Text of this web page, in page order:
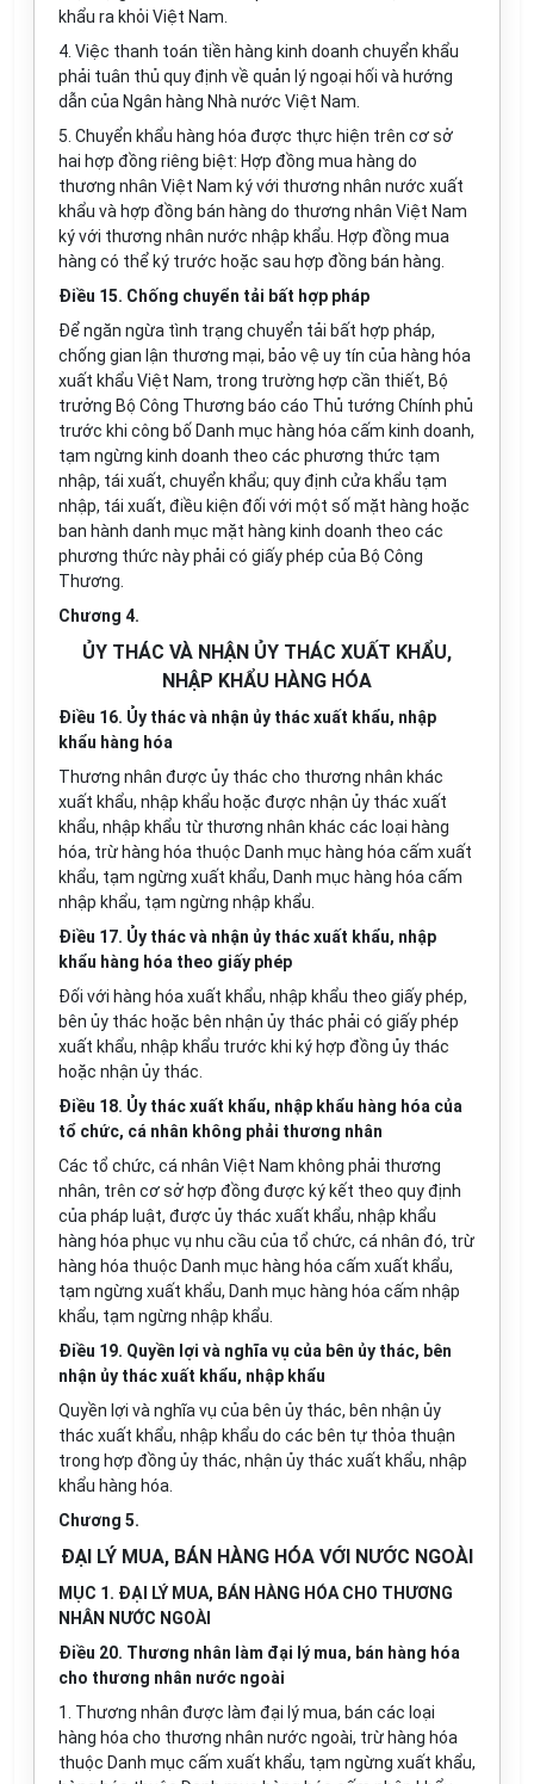
khẩu ra khỏi Việt Nam.
4. Việc thanh toán tiền hàng kinh doanh chuyển khẩu
phải tuân thủ quy định về quản lý ngoại hối và hướng
dẫn của Ngân hàng Nhà nước Việt Nam.
5. Chuyển khẩu hàng hóa được thực hiện trên cơ sở
hai hợp đồng riêng biệt: Hợp đồng mua hàng do
thương nhân Việt Nam ký với thương nhân nước xuất
khẩu và hợp đồng bán hàng do thương nhân Việt Nam
ký với thương nhân nước nhập khẩu. Hợp đồng mua
hàng có thể ký trước hoặc sau hợp đồng bán hàng.
Điều 15. Chống chuyển tải bất hợp pháp
Để ngăn ngừa tình trạng chuyển tải bất hợp pháp,
chống gian lận thương mại, bảo vệ uy tín của hàng hóa
xuất khẩu Việt Nam, trong trường hợp cần thiết, Bộ
trưởng Bộ Công Thương báo cáo Thủ tướng Chính phủ
trước khi công bố Danh mục hàng hóa cấm kinh doanh,
tạm ngừng kinh doanh theo các phương thức tạm
nhập, tái xuất, chuyển khẩu; quy định cửa khẩu tạm
nhập, tái xuất, điều kiện đối với một số mặt hàng hoặc
ban hành danh mục mặt hàng kinh doanh theo các
phương thức này phải có giấy phép của Bộ Công
Thương.
Chương 4.
ỦY THÁC VÀ NHẬN ỦY THÁC XUẤT KHẨU,
NHẬP KHẨU HÀNG HÓA
Điều 16. Ủy thác và nhận ủy thác xuất khẩu, nhập
khẩu hàng hóa
Thương nhân được ủy thác cho thương nhân khác
xuất khẩu, nhập khẩu hoặc được nhận ủy thác xuất
khẩu, nhập khẩu từ thương nhân khác các loại hàng
hóa, trừ hàng hóa thuộc Danh mục hàng hóa cấm xuất
khẩu, tạm ngừng xuất khẩu, Danh mục hàng hóa cấm
nhập khẩu, tạm ngừng nhập khẩu.
Điều 17. Ủy thác và nhận ủy thác xuất khẩu, nhập
khẩu hàng hóa theo giấy phép
Đối với hàng hóa xuất khẩu, nhập khẩu theo giấy phép,
bên ủy thác hoặc bên nhận ủy thác phải có giấy phép
xuất khẩu, nhập khẩu trước khi ký hợp đồng ủy thác
hoặc nhận ủy thác.
Điều 18. Ủy thác xuất khẩu, nhập khẩu hàng hóa của
tổ chức, cá nhân không phải thương nhân
Các tổ chức, cá nhân Việt Nam không phải thương
nhân, trên cơ sở hợp đồng được ký kết theo quy định
của pháp luật, được ủy thác xuất khẩu, nhập khẩu
hàng hóa phục vụ nhu cầu của tổ chức, cá nhân đó, trừ
hàng hóa thuộc Danh mục hàng hóa cấm xuất khẩu,
tạm ngừng xuất khẩu, Danh mục hàng hóa cấm nhập
khẩu, tạm ngừng nhập khẩu.
Điều 19. Quyền lợi và nghĩa vụ của bên ủy thác, bên
nhận ủy thác xuất khẩu, nhập khẩu
Quyền lợi và nghĩa vụ của bên ủy thác, bên nhận ủy
thác xuất khẩu, nhập khẩu do các bên tự thỏa thuận
trong hợp đồng ủy thác, nhận ủy thác xuất khẩu, nhập
khẩu hàng hóa.
Chương 5.
ĐẠI LÝ MUA, BÁN HÀNG HÓA VỚI NƯỚC NGOÀI
MỤC 1. ĐẠI LÝ MUA, BÁN HÀNG HÓA CHO THƯƠNG
NHÂN NƯỚC NGOÀI
Điều 20. Thương nhân làm đại lý mua, bán hàng hóa
cho thương nhân nước ngoài
1. Thương nhân được làm đại lý mua, bán các loại
hàng hóa cho thương nhân nước ngoài, trừ hàng hóa
thuộc Danh mục cấm xuất khẩu, tạm ngừng xuất khẩu,